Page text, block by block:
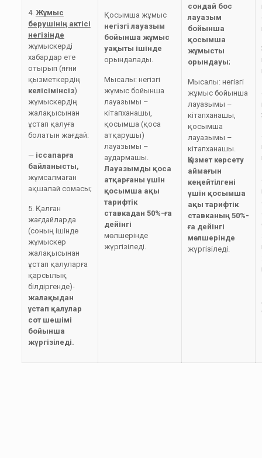
4. Жұмыс
берушінің актісі
негізінде
жұмыскерді
хабардар ете
отырып (яғни
қызметкердің
келісімінсіз)
жұмыскердің
жалақысынан
ұстап қалуға
болатын жағдай:
— іссапарға
байланысты,
жұмсалмаған
ақшалай сомасы;
5. Қалған
жағдайларда
(соның ішінде
жұмыскер
жалақысынан
ұстап қалуларға
қарсылық
білдіргенде)-
жалақыдан
ұстап қалулар
сот шешімі
бойынша
жүргізіледі.
Қосымша жұмыс
негізгі лауазым
бойынша жұмыс
уақыты ішінде
орындалады.
Мысалы: негізгі
жұмыс бойынша
лауазымы –
кітапханашы,
қосымша (қоса
атқарушы)
лауазымы –
аудармашы.
Лауазымды қоса
атқарғаны үшін
қосымша ақы
тарифтік
ставкадан 50%-ға
дейінгі
мөлшерінде
жүргізіледі.
сондай бос
лауазым
бойынша
қосымша
жұмысты
орындауы;
Мысалы: негізгі
жұмыс бойынша
лауазымы –
кітапханашы,
қосымша
лауазымы –
кітапханашы.
Қызмет көрсету
аймағын
кеңейтілгені
үшін қосымша
ақы тарифтік
ставканың 50%-
ға дейінгі
мөлшерінде
жүргізіледі.